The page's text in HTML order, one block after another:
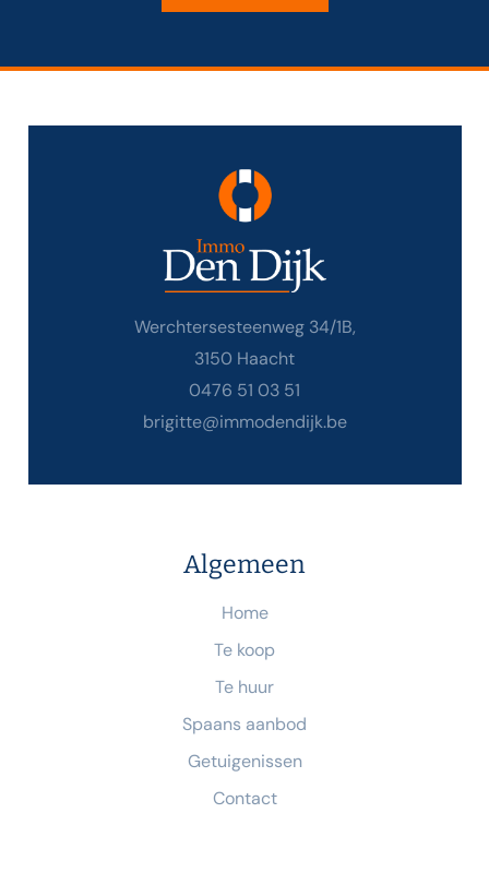
Werchtersesteenweg 34/1B,
3150 Haacht
0476 51 03 51
brigitte@immodendijk.be
Algemeen
Home
Te koop
Te huur
Spaans aanbod
Getuigenissen
Contact